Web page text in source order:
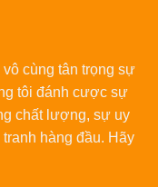
cùng tân trọng sự
tôi đánh cược sự
chất lượng, sự uy
hàng đầu. Hãy